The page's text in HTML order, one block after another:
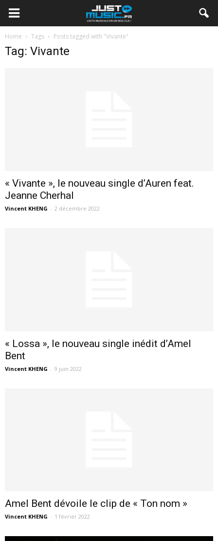
Home Tags Posts tagged with "Vivante"
Tag: Vivante
« Vivante », le nouveau single d’Auren feat.
Jeanne Cherhal
Vincent KHENG - 2 décembre 2022
« Lossa », le nouveau single inédit d’Amel
Bent
Vincent KHENG - 9 juin 2022
Amel Bent dévoile le clip de « Ton nom »
Vincent KHENG - 1 février 2022